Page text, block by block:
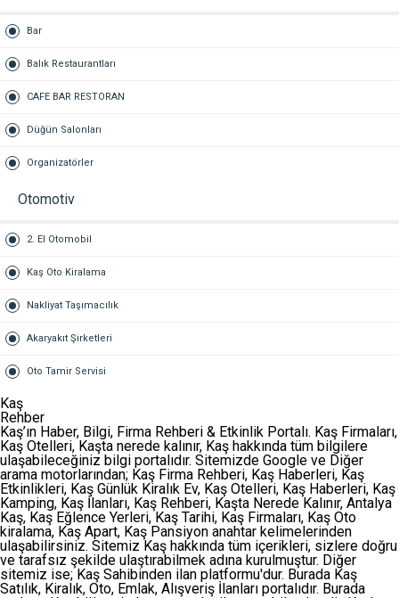
Bar
Balık Restaurantları
CAFE BAR RESTORAN
Düğün Salonları
Organizatörler
Otomotiv
2. El Otomobil
Kaş Oto Kiralama
Nakliyat Taşımacılık
Akaryakıt Şirketleri
Oto Tamir Servisi
Kaş
Rehber
Kaş’ın Haber, Bilgi, Firma Rehberi & Etkinlik Portalı. Kaş Firmaları,
Kaş Otelleri, Kaşta nerede kalınır, Kaş hakkında tüm bilgilere
ulaşabileceğiniz bilgi portalıdır. Sitemizde Google ve Diğer
arama motorlarından; Kaş Firma Rehberi, Kaş Haberleri, Kaş
Etkinlikleri, Kaş Günlük Kiralık Ev, Kaş Otelleri, Kaş Haberleri, Kaş
Kamping, Kaş İlanları, Kaş Rehberi, Kaşta Nerede Kalınır, Antalya
Kaş, Kaş Eğlence Yerleri,Kaş Tarihi, Kaş Firmaları, Kaş Oto
kiralama, Kaş Apart, Kaş Pansiyon anahtar kelimelerinden
ulaşabilirsiniz. Sitemiz Kaş hakkında tüm içerikleri, sizlere doğru
ve tarafsız şekilde ulaştırabilmek adına kurulmuştur. Diğer
sitemiz ise;Kaş Sahibinden ilan platformu'dur. Burada Kaş
Satılık, Kiralık, Oto, Emlak, Alışveriş İlanları portalıdır. Burada